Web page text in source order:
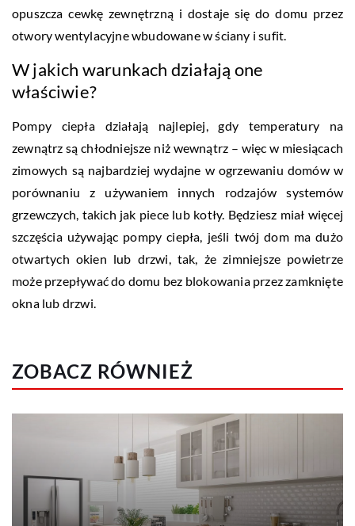
opuszcza cewkę zewnętrzną i dostaje się do domu przez
otwory wentylacyjne wbudowane w ściany i sufit.
W jakich warunkach działają one
właściwie?
Pompy ciepła działają najlepiej, gdy temperatury na
zewnątrz są chłodniejsze niż wewnątrz – więc w miesiącach
zimowych są najbardziej wydajne w ogrzewaniu domów w
porównaniu z używaniem innych rodzajów systemów
grzewczych, takich jak piece lub kotły. Będziesz miał więcej
szczęścia używając pompy ciepła, jeśli twój dom ma dużo
otwartych okien lub drzwi, tak, że zimniejsze powietrze
może przepływać do domu bez blokowania przez zamknięte
okna lub drzwi.
ZOBACZ RÓWNIEŻ